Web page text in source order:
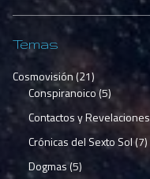
Temas
Cosmovisión(21)
Conspiranoico(5)
Contactos y Revelaciones
Crónicas del Sexto Sol(7)
Dogmas(5)